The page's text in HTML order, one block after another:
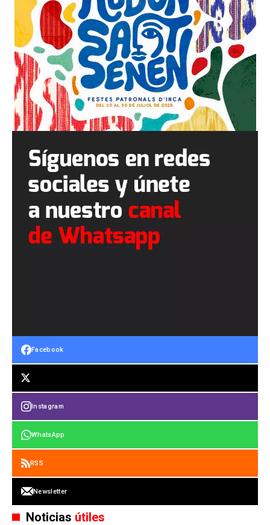
Facebook
Instagram
WhatsApp
RSS
Newsletter
Noticias útiles